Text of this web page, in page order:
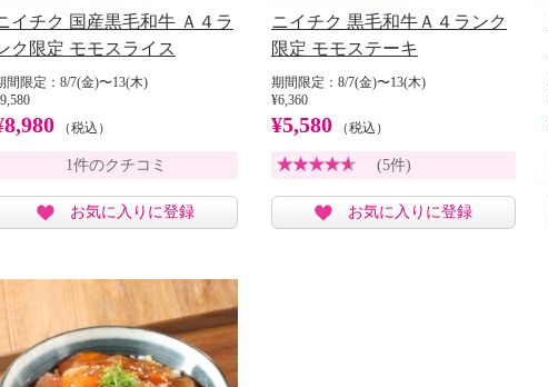
イチク 国産黒毛和牛 Ａ４ラ
ク限定 モモスライス
間限定：8/7(金)〜13(木)
（税込）
1件のクチコミ
お気に入りに登録
ニイチク 黒毛和牛Ａ４ランク
限定 モモステーキ
期間限定：8/7(金)〜13(木)
¥6,360
¥5,580 （税込）
(5件)
お気に入りに登録